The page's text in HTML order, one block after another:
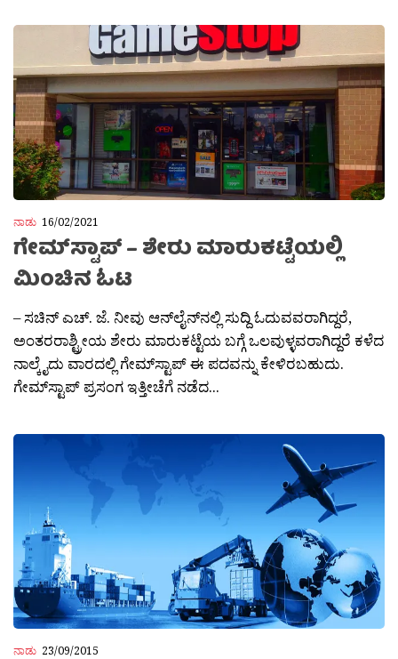
ನಾಡು 16/02/2021
ಗೇಮ್‌ಸ್ಟಾಪ್ – ಶೇರು ಮಾರುಕಟ್ಟೆಯಲ್ಲಿ
ಮಿಂಚಿನ ಓಟ
– ಸಚಿನ್ ಎಚ್‌. ಜೆ. ನೀವು ಆನ್‌ಲೈನ್‌ನಲ್ಲಿ ಸುದ್ದಿ ಓದುವವರಾಗಿದ್ದರೆ,
ಅಂತರರಾಶ್ಟ್ರೀಯ ಶೇರು ಮಾರುಕಟ್ಟೆಯ ಬಗ್ಗೆ ಒಲವುಳ್ಳವರಾಗಿದ್ದರೆ ಕಳೆದ
ನಾಲ್ಕೈದು ವಾರದಲ್ಲಿ ಗೇಮ್‌ಸ್ಟಾಪ್ ಈ ಪದವನ್ನು ಕೇಳಿರಬಹುದು.
ಗೇಮ್‌ಸ್ಟಾಪ್ ಪ್ರಸಂಗ ಇತ್ತೀಚೆಗೆ ನಡೆದ...
ನಾಡು 23/09/2015